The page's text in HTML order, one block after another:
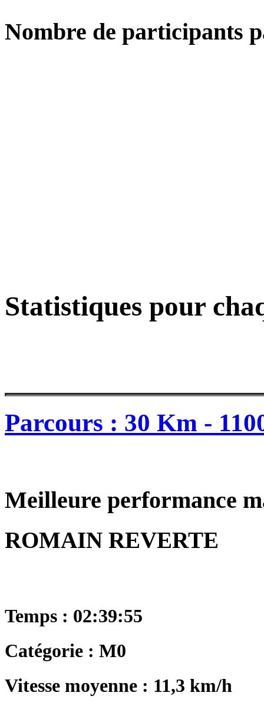
Nombre de participants
Statistiques pour
Parcours : 30 Km -
Meilleure performance
ROMAIN REVERTE
Temps : 02:39:55
Catégorie : M0
Vitesse moyenne : 11,3 km/h